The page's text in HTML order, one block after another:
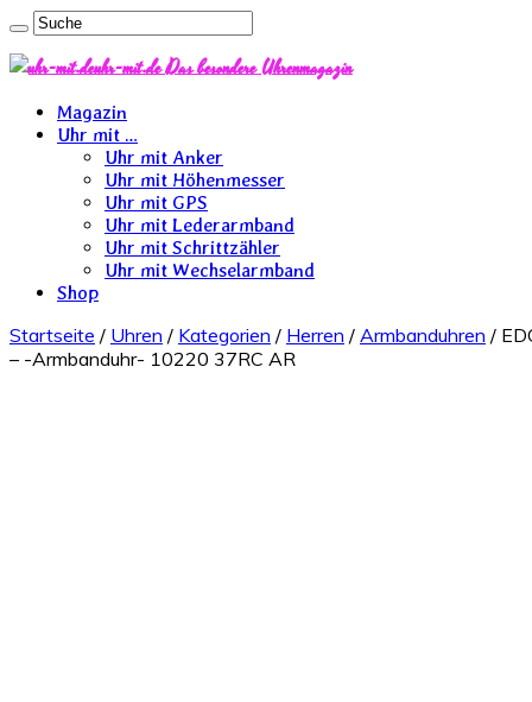
uhr-mit.de Das besondere Uhrenmagazin
Magazin
Uhr mit …
Uhr mit Anker
Uhr mit Höhenmesser
Uhr mit GPS
Uhr mit Lederarmband
Uhr mit Schrittzähler
Uhr mit Wechselarmband
Shop
Startseite / Uhren / Kategorien / Herren / Armbanduhren /
– -Armbanduhr- 10220 37RC AR